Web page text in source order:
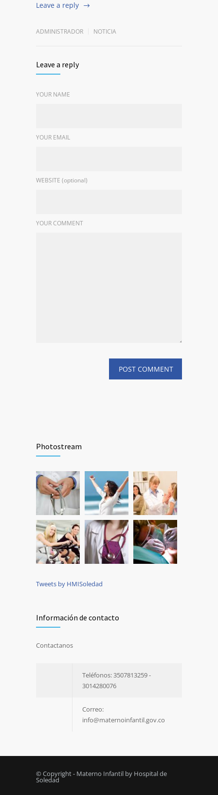
Leave a reply
ADMINISTRADOR NOTICIA
Leave a reply
YOUR NAME
YOUR EMAIL
WEBSITE (optional)
YOUR COMMENT
Photostream
Tweets by HMISoledad
Información de contacto
Contactanos
Teléfonos: 3507813259 -
3014280076
Correo:
info@maternoinfantil.gov.co
© Copyright - Materno Infantil by Hospital de
Soledad